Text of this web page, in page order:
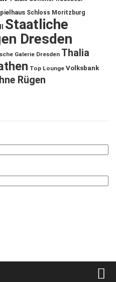
Schloss Moritzburg
Staatliche
Dresden
Galerie Dresden Thalia
Top Lounge Volksbank
Rügen